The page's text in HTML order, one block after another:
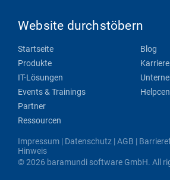
Website durchstöbern
Startseite
Produkte
IT-Lösungen
Events & Trainings
Partner
Ressourcen
Blog
Karriere
Impressum | Datenschutz |AGB |
Hinweis
© 2026 baramundi software GmbH. All